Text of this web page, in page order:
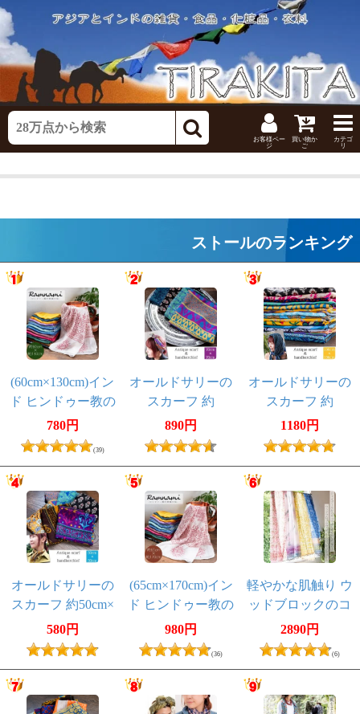
お客様ペー
ジ
買い物か
ご
カテゴ
リ
ストールのランキング
(60cm×130cm)イン
ド ヒンドゥー教の
薄ラムナミスカー
フ
780円
(39)
オールドサリーの
スカーフ 約
70cm×70cm
890円
オールドサリーの
スカーフ 約
100cm×100cm
1180円
オールドサリーの
スカーフ 約50cm×
約50cm
580円
(65cm×170cm)イン
ド ヒンドゥー教の
薄ラムナミスカー
フ
980円
(36)
軽やかな肌触り ウ
ッドブロックのコ
ットンショール
2890円
(6)